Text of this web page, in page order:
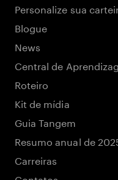
Personalize sua
Blogue
News
Central de
Roteiro
Kit de mídia
Guia Tangem
Resumo anual de
Carreiras